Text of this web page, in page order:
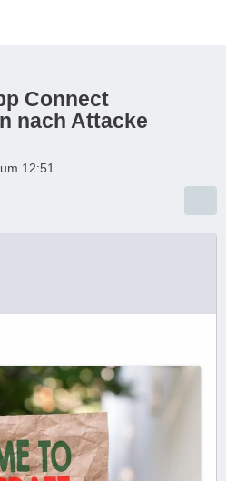
Connect
nach Attacke
12:51